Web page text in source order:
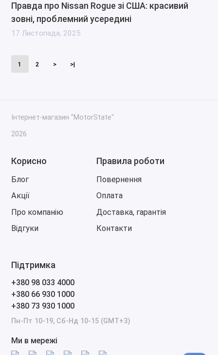
Правда про Nissan Rogue зі США: красивий
зовні, проблемний усередині
17 Листопада, 2025
1 2 > >|
Інтернет-магазин "MotorState"
2026
Корисно
Блог
Акції
Про компанію
Відгуки
Правила роботи
Повернення
Оплата
Доставка, гарантія
Контакти
Підтримка
+380 98 033 4000
+380 66 930 1000
+380 73 930 1000
Пн-Пт 10-19, Сб-Нд 10-15 (GMT+3)
Ми в мережі